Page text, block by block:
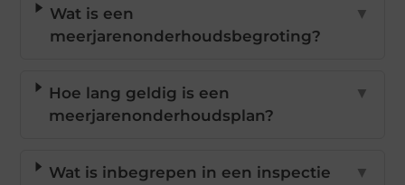
Wat is een
meerjarenonderhoudsbegroting?
▼
Hoe lang geldig is een
meerjarenonderhoudsplan?
▼
Wat is inbegrepen in een inspectie
▼